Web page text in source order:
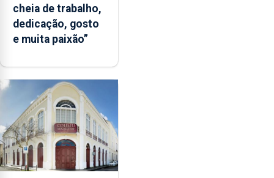
cheia de trabalho,
dedicação, gosto
e muita paixão”